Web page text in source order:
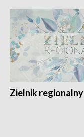
Zielnik regionalny